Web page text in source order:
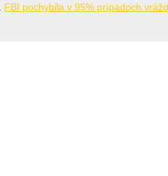
FBI pochybila v 95% prípadoch vrážd